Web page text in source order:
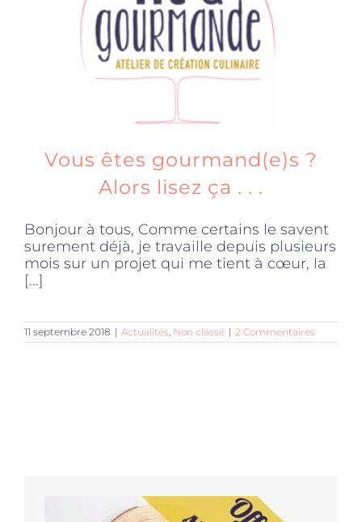
Vous êtes gourmand(e)s ?
Alors lisez ça . . .
Bonjour à tous, Comme certains le savent
surement déjà, je travaille depuis plusieurs
mois sur un projet qui me tient à cœur, la
[...]
11 septembre 2018 | Actualités Non classé | 2 Commentaires